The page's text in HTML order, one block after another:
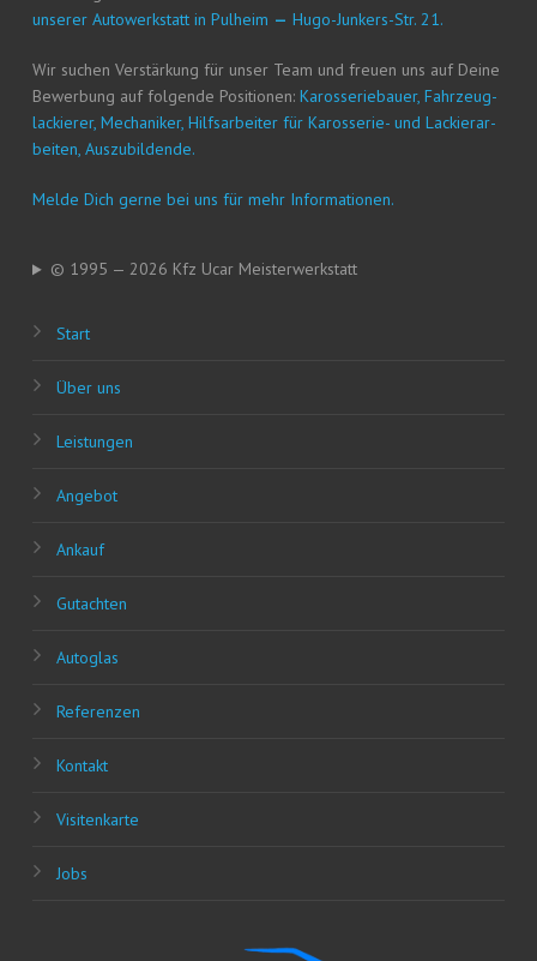
unse­rer Auto­werk­statt in Pul­heim — Hugo-Jun­kers-Str. 21.
Wir suchen Ver­stär­kung für unser Team und freu­en uns auf Dei­ne
Bewer­bung auf fol­gen­de Posi­tio­nen: Karos­se­rie­bau­er, Fahr­zeug­
la­ckie­rer, Mecha­ni­ker, Hilfs­ar­bei­ter für Karos­se­rie- und Lackier­ar­
bei­ten, Auszubildende.
Mel­de Dich ger­ne bei uns für mehr Informationen.
© 1995 — 2026 Kfz Ucar Meisterwerkstatt
Start
Über uns
Leis­tun­gen
Ange­bot
Ankauf
Gut­ach­ten
Auto­glas
Refe­ren­zen
Kon­takt
Visi­ten­kar­te
Jobs